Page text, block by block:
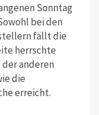
Sonntag
bei den
fällt die
herrschte
anderen
die
erreicht.